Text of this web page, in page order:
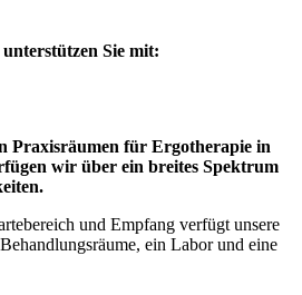
Sie mit:
Praxisräumen für Ergotherapie in
wir über ein breites Spektrum
und Empfang verfügt unsere
ein Labor und eine